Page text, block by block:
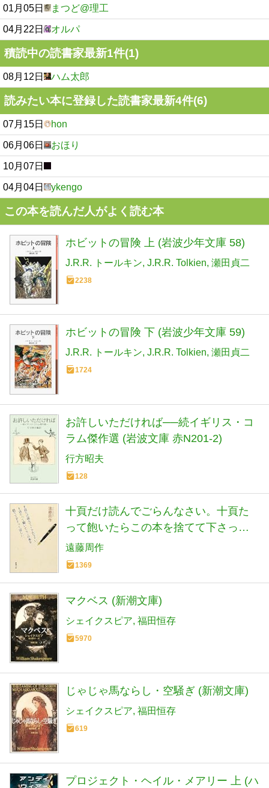
01月05日 まつど@理工
04月22日 オルパ
積読中の読書家最新1件(1)
08月12日 ハム太郎
読みたい本に登録した読書家最新4件(6)
07月15日 hon
06月06日 おほり
10月07日
04月04日 ykengo
この本を読んだ人がよく読む本
ホビットの冒険 上 (岩波少年文庫 58)
J.R.R. トールキン J.R.R. Tolkien 瀬田貞二
2238
ホビットの冒険 下 (岩波少年文庫 59)
J.R.R. トールキン J.R.R. Tolkien 瀬田貞二
1724
お許しいただければ──続イギリス・コ
ラム傑作選 (岩波文庫 赤N201-2)
行方昭夫
128
十頁だけ読んでごらんなさい。十頁た
って飽いたらこの本を捨てて下さって
宜しい。 (新潮文庫)
遠藤周作
1369
マクベス (新潮文庫)
シェイクスピア 福田恒存
5970
じゃじゃ馬ならし・空騒ぎ (新潮文庫)
シェイクスピア 福田恒存
619
プロジェクト・ヘイル・メアリー 上 (ハ